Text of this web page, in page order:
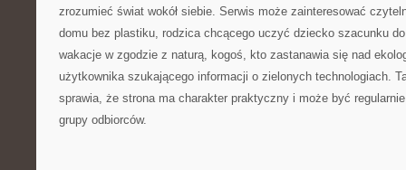
zrozumieć świat wokół siebie. Serwis może zainteresować
domu bez plastiku, rodzica chcącego uczyć dziecko szacunku
wakacje w zgodzie z naturą, kogoś, kto zastanawia się nad
użytkownika szukającego informacji o zielonych technologiach.
sprawia, że strona ma charakter praktyczny i może być
grupy odbiorców.